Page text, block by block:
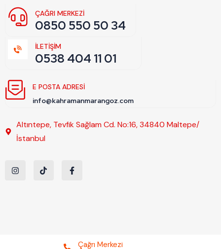
ÇAĞRI MERKEZI
0850 550 50 34
İLETİŞİM
0538 404 11 01
E POSTA ADRESI
info@kahramanmarangoz.com
Altıntepe, Tevfik Sağlam Cd. No:16, 34840 Maltepe/
İstanbul
Çağrı Merkezi